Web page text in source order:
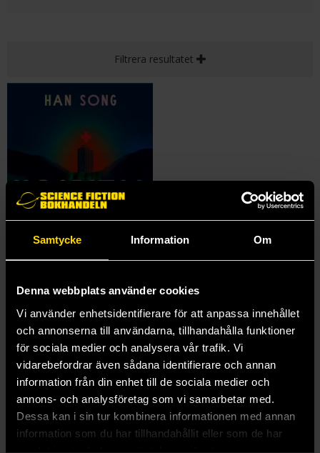
Samtycke Information Om
Denna webbplats använder cookies
Vi använder enhetsidentifierare för att anpassa innehållet
och annonserna till användarna, tillhandahålla funktioner
för sociala medier och analysera vår trafik. Vi
vidarebefordrar även sådana identifierare och annan
information från din enhet till de sociala medier och
annons- och analysföretag som vi samarbetar med.
Dessa kan i sin tur kombinera informationen med annan
information som du har tillhandahållit eller som de har
samlat in när du har använt deras tjänster.
Filtrera resultatet
Hospital
Han Song
179 kr
Längre leveranstid
Beställ